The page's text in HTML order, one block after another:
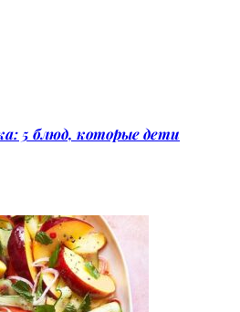
5 блюд, которые дети